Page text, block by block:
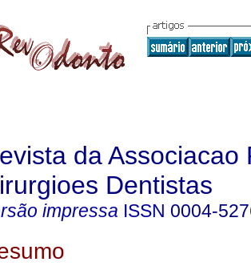
da Associacao
Dentistas
impressa ISSN 0004-